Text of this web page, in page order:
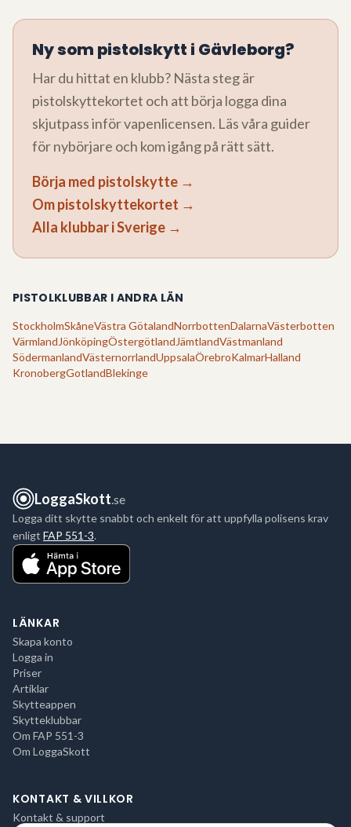
Ny som pistolskytt i Gävleborg?
Har du hittat en klubb? Nästa steg är
pistolskyttekortet och att börja logga dina
skjutpass inför vapenlicensen. Läs våra guider
för nybörjare och kom igång på rätt sätt.
Börja med pistolskytte →
Om pistolskyttekortet →
Alla klubbar i Sverige →
PISTOLKLUBBAR I ANDRA LÄN
StockholmSkåneVästra GötalandNorrbottenDalarnaVästerbotten
Värmland JönköpingÖstergötland JämtlandVästmanland
SödermanlandVästernorrlandUppsalaÖrebroKalmarHalland
KronobergGotlandBlekinge
LoggaSkott.se
Logga ditt skytte snabbt och enkelt för att uppfylla polisens krav
enligt FAP 551-3.
LÄNKAR
Skapa konto
Logga in
Priser
Artiklar
Skytteappen
Skytteklubbar
Om FAP 551-3
Om LoggaSkott
KONTAKT & VILLKOR
Kontakt & support